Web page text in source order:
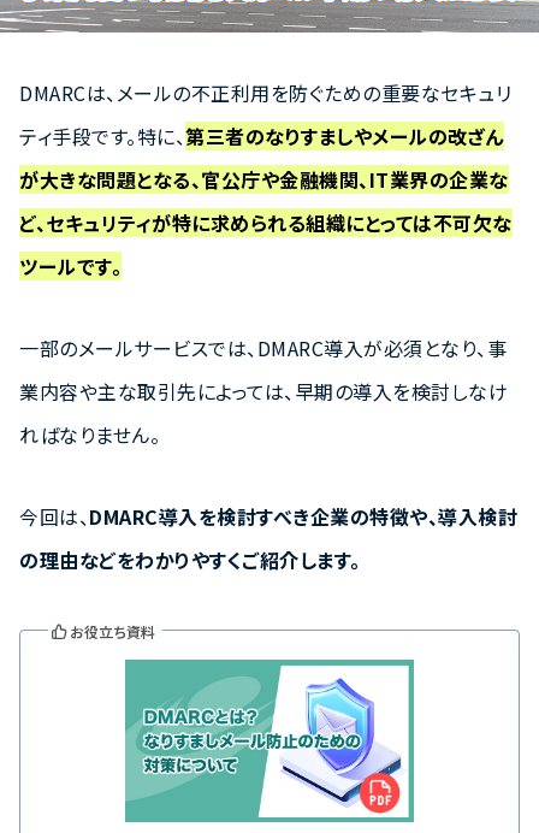
DMARCは、メールの不正利用を防ぐための重要なセキュリ
ティ手段です。特に、第三者のなりすましやメールの改ざん
が大きな問題となる、官公庁や金融機関、IT業界の企業な
ど、セキュリティが特に求められる組織にとっては不可欠な
ツールです。
一部のメールサービスでは、DMARC導入が必須となり、事
業内容や主な取引先によっては、早期の導入を検討しなけ
ればなりません。
今回は、DMARC導入を検討すべき企業の特徴や、導入検討
の理由などをわかりやすくご紹介します。
お役立ち資料